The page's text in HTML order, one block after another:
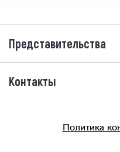
Представительства
Контакты
Политика